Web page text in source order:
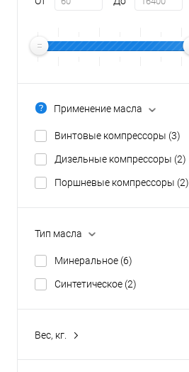
Применение масла
Винтовые компрессоры (3)
Дизельные компрессоры (2)
Поршневые компрессоры (2)
Тип масла
Минеральное (6)
Синтетическое (2)
Вес, кг.